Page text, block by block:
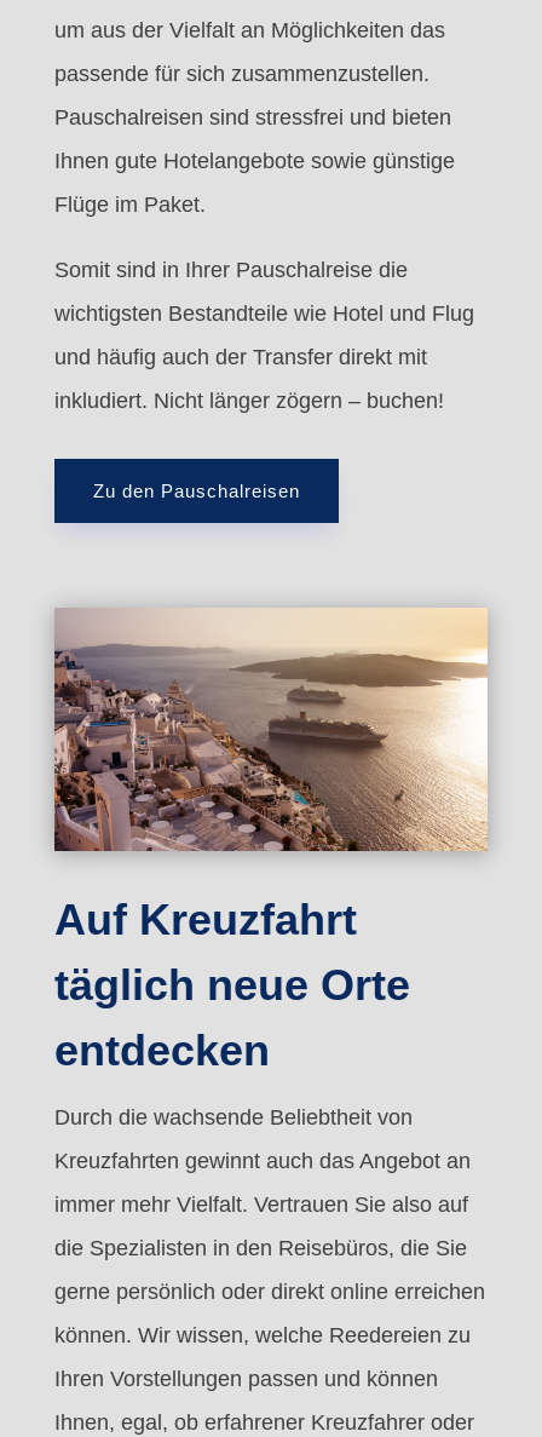
um aus der Vielfalt an Möglichkeiten das
passende für sich zusammenzustellen.
Pauschalreisen sind stressfrei und bieten
Ihnen gute Hotelangebote sowie günstige
Flüge im Paket.
Somit sind in Ihrer Pauschalreise die
wichtigsten Bestandteile wie Hotel und Flug
und häufig auch der Transfer direkt mit
inkludiert. Nicht länger zögern – buchen!
Zu den Pauschalreisen
Auf Kreuzfahrt
täglich neue Orte
entdecken
Durch die wachsende Beliebtheit von
Kreuzfahrten gewinnt auch das Angebot an
immer mehr Vielfalt. Vertrauen Sie also auf
die Spezialisten in den Reisebüros, die Sie
gerne persönlich oder direkt online erreichen
können. Wir wissen, welche Reedereien zu
Ihren Vorstellungen passen und können
Ihnen, egal, ob erfahrener Kreuzfahrer oder